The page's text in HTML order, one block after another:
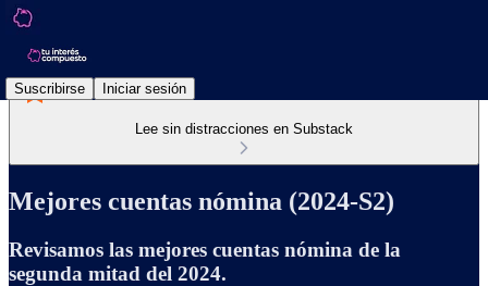
Suscribirse Iniciar sesión
Lee sin distracciones en Substack
Mejores cuentas nómina (2024-S2)
Revisamos las mejores cuentas nómina de la
segunda mitad del 2024.